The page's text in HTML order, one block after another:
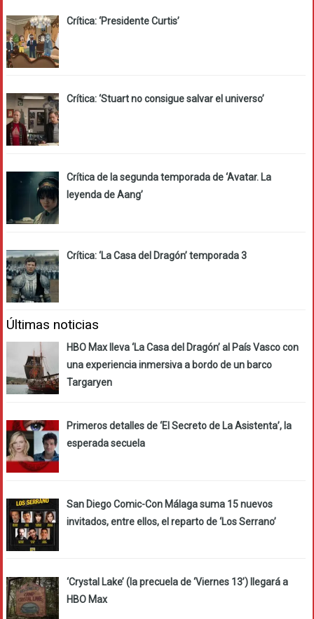
Crítica: ‘Presidente Curtis’
Crítica: ‘Stuart no consigue salvar el universo’
Crítica de la segunda temporada de ‘Avatar. La
leyenda de Aang’
Crítica: ‘La Casa del Dragón’ temporada 3
Últimas noticias
HBO Max lleva ‘La Casa del Dragón’ al País Vasco con
una experiencia inmersiva a bordo de un barco
Targaryen
Primeros detalles de ‘El Secreto de La Asistenta’, la
esperada secuela
San Diego Comic-Con Málaga suma 15 nuevos
invitados, entre ellos, el reparto de ‘Los Serrano’
‘Crystal Lake’ (la precuela de ‘Viernes 13’) llegará a
HBO Max